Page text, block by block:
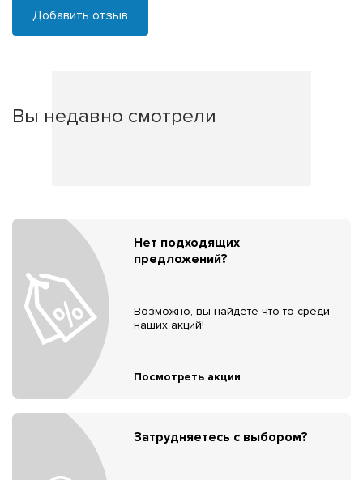
Добавить отзыв
Вы недавно смотрели
Нет подходящих
предложений?
Возможно, вы найдёте что-то среди
наших акций!
Посмотреть акции
Затрудняетесь с выбором?